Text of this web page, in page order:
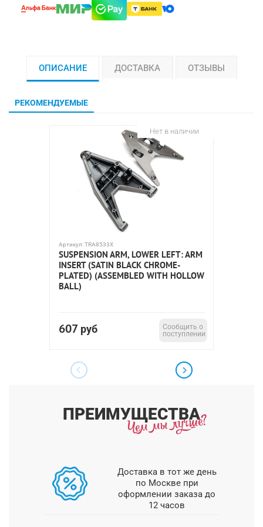
ОПИСАНИЕ ДОСТАВКА ОТЗЫВЫ
РЕКОМЕНДУЕМЫЕ
Нет в наличии
Артикул:TRA8533X
SUSPENSION ARM, LOWER LEFT: ARM
INSERT (SATIN BLACK CHROME-
PLATED) (ASSEMBLED WITH HOLLOW
BALL)
607 руб
Сообщить о
поступлении
ПРЕИМУЩЕСТВА
Доставка в тот же день
по Москве при
оформлении заказа до
12 часов